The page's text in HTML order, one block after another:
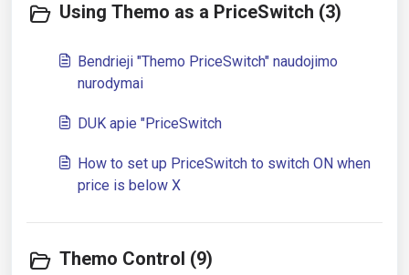
Using Themo as a PriceSwitch (3)
Bendrieji "Themo PriceSwitch" naudojimo
nurodymai
DUK apie "PriceSwitch
How to set up PriceSwitch to switch ON when
price is below X
Themo Control (9)